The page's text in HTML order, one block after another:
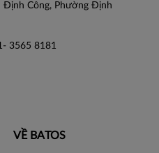
Định Công, Phường Định
3565 8181
VỀ BATOS